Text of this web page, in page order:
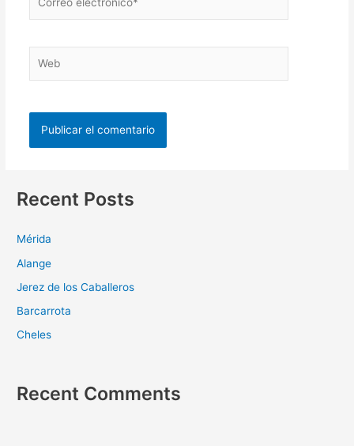
Recent Posts
Mérida
Alange
Jerez de los Caballeros
Barcarrota
Cheles
Recent Comments